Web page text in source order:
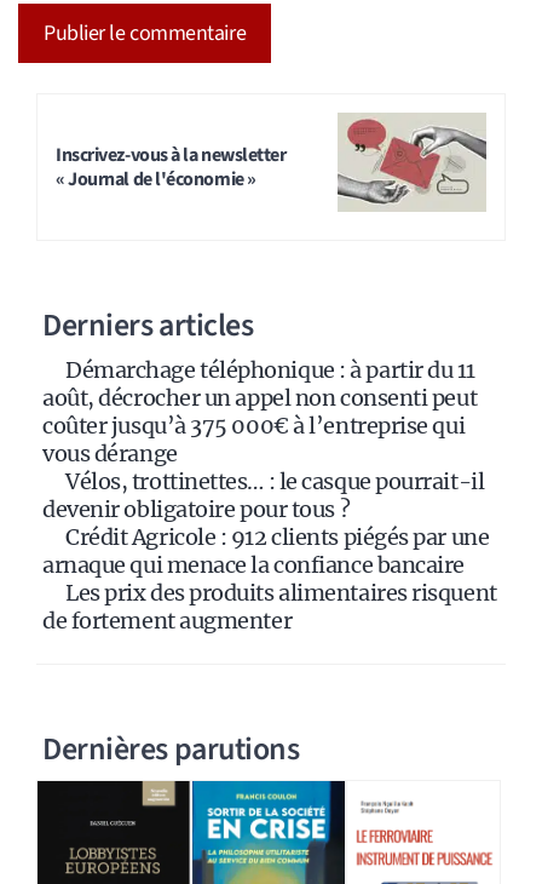
Inscrivez-vous à la newsletter
« Journal de l'économie »
Derniers articles
Démarchage téléphonique : à partir du 11
août, décrocher un appel non consenti peut
coûter jusqu’à 375 000€ à l’entreprise qui
vous dérange
Vélos, trottinettes… : le casque pourrait-il
devenir obligatoire pour tous ?
Crédit Agricole : 912 clients piégés par une
arnaque qui menace la confiance bancaire
Les prix des produits alimentaires risquent
de fortement augmenter
Dernières parutions